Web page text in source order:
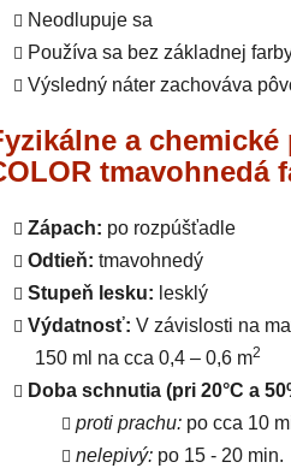
Neodlupuje sa
Používa sa bez základnej
Výsledný náter zachováva
a chemické
tmavohnedá
Zápach: po rozpúšťadle
Odtieň: tmavohnedý
Stupeň lesku: lesklý
Výdatnosť: V závislosti na
150 ml na cca 0,4 – 0,6 m2
Doba schnutia (pri 20°C a
proti prachu: po cca 10
nelepivý: po 15 - 20 min.